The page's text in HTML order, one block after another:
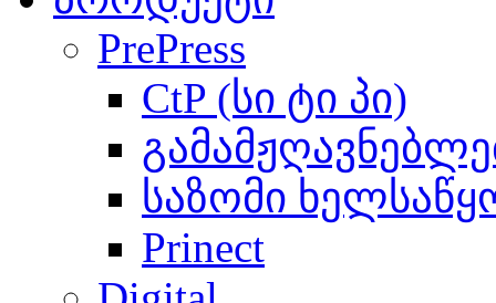
PrePress
CtP (სი ტი პი)
საზომი
Prinect